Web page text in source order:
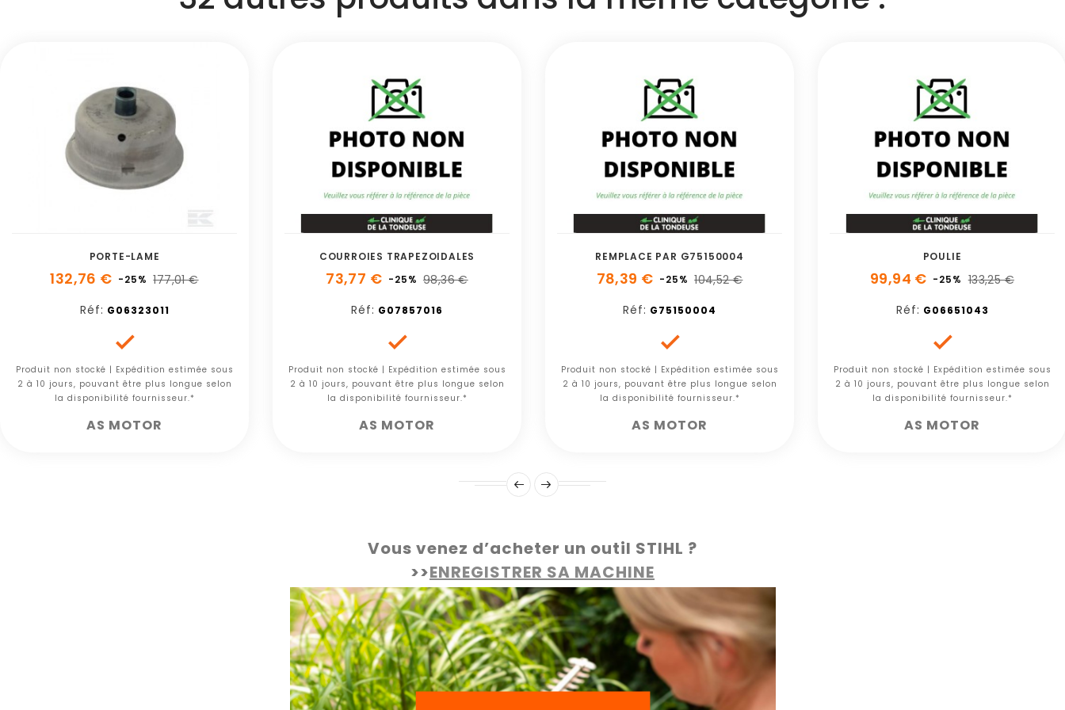
PORTE-LAME
132,76 € -25% 177,01 €
Réf: G06323011

Produit non stocké | Expédition estimée sous
2 à 10 jours, pouvant être plus longue selon
la disponibilité fournisseur.*
AS MOTOR
COURROIES TRAPEZOIDALES
73,77 € -25% 98,36 €
Réf: G07857016

Produit non stocké | Expédition estimée sous
2 à 10 jours, pouvant être plus longue selon
la disponibilité fournisseur.*
AS MOTOR
REMPLACE PAR G75150004
78,39 € -25% 104,52 €
Réf: G75150004

Produit non stocké | Expédition estimée sous
2 à 10 jours, pouvant être plus longue selon
la disponibilité fournisseur.*
AS MOTOR
POULIE
99,94 € -25% 133,25 €
Réf: G06651043

Produit non stocké | Expédition estimée sous
2 à 10 jours, pouvant être plus longue selon
la disponibilité fournisseur.*
AS MOTOR
Vous venez d’acheter un outil STIHL ?
>>ENREGISTRER SA MACHINE